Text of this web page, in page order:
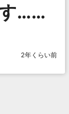
す……
2年くらい前